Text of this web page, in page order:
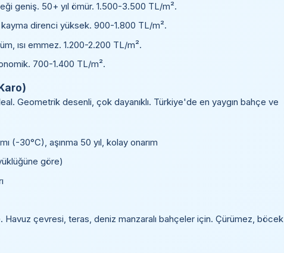
geniş. 50+ yıl ömür. 1.500-3.500 TL/m².
direnci yüksek. 900-1.800 TL/m².
ısı emmez. 1.200-2.200 TL/m².
700-1.400 TL/m².
Geometrik desenli, çok dayanıklı. Türkiye'de en yaygın bahçe ve
(-30°C), aşınma 50 yıl, kolay onarım
göre)
çevresi, teras, deniz manzaralı bahçeler için. Çürümez, böcek